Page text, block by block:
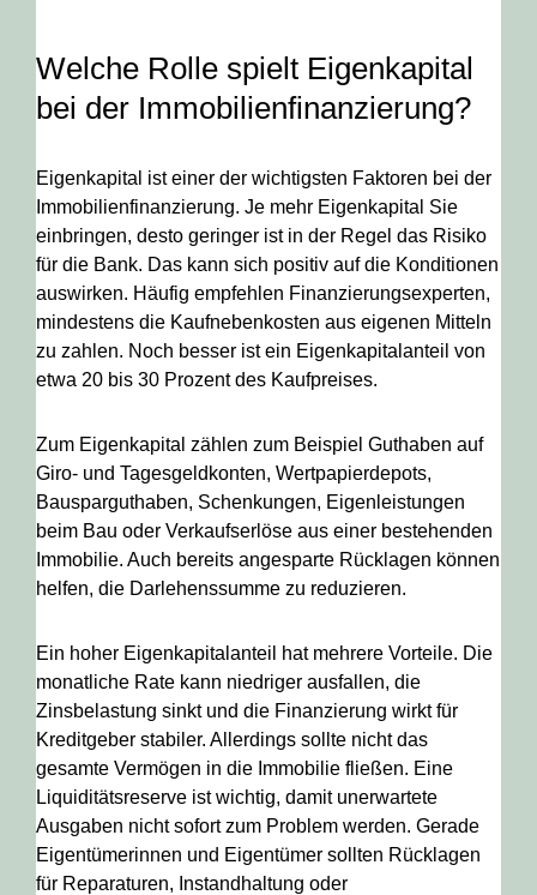
Welche Rolle spielt Eigenkapital
bei der Immobilienfinanzierung?
Eigenkapital ist einer der wichtigsten Faktoren bei der
Immobilienfinanzierung. Je mehr Eigenkapital Sie
einbringen, desto geringer ist in der Regel das Risiko
für die Bank. Das kann sich positiv auf die Konditionen
auswirken. Häufig empfehlen Finanzierungsexperten,
mindestens die Kaufnebenkosten aus eigenen Mitteln
zu zahlen. Noch besser ist ein Eigenkapitalanteil von
etwa 20 bis 30 Prozent des Kaufpreises.
Zum Eigenkapital zählen zum Beispiel Guthaben auf
Giro- und Tagesgeldkonten, Wertpapierdepots,
Bausparguthaben, Schenkungen, Eigenleistungen
beim Bau oder Verkaufserlöse aus einer bestehenden
Immobilie. Auch bereits angesparte Rücklagen können
helfen, die Darlehenssumme zu reduzieren.
Ein hoher Eigenkapitalanteil hat mehrere Vorteile. Die
monatliche Rate kann niedriger ausfallen, die
Zinsbelastung sinkt und die Finanzierung wirkt für
Kreditgeber stabiler. Allerdings sollte nicht das
gesamte Vermögen in die Immobilie fließen. Eine
Liquiditätsreserve ist wichtig, damit unerwartete
Ausgaben nicht sofort zum Problem werden. Gerade
Eigentümerinnen und Eigentümer sollten Rücklagen
für Reparaturen, Instandhaltung oder